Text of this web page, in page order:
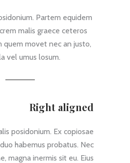
Partem equidem
malis graece ceteros
quem movet nec an justo,
vel umus losum.
Right aligned
posidonium. Ex copiosae
habemus probatus. Nec
magna inermis sit eu. Eius